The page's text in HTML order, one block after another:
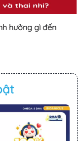
hưởng gì đến